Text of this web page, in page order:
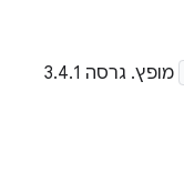
מופץ. גרסה 3.4.1